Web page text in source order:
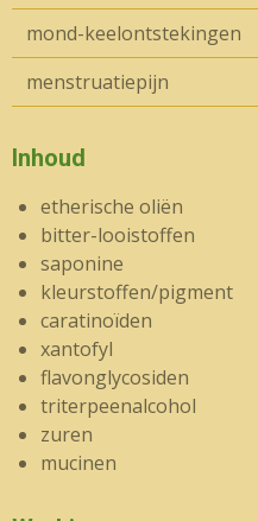
mond-keelontstekingen
menstruatiepijn
Inhoud
etherische oliën
bitter-looistoffen
saponine
kleurstoffen/pigment
caratinoïden
xantofyl
flavonglycosiden
triterpeenalcohol
zuren
mucinen